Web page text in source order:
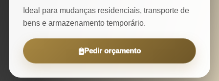
Ideal para mudanças residenciais, transporte de
bens e armazenamento temporário.
Pedir orçamento